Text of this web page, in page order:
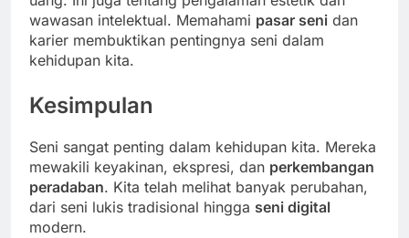
wawasan intelektual. Memahami pasar seni dan
karier membuktikan pentingnya seni dalam
kehidupan kita.
Kesimpulan
Seni sangat penting dalam kehidupan kita. Mereka
mewakili keyakinan, ekspresi, dan perkembangan
peradaban. Kita telah melihat banyak perubahan,
dari seni lukis tradisional hingga seni digital
modern.